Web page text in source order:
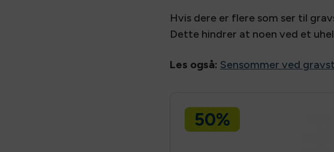
Hvis dere er flere som ser til
Dette hindrer at noen ved et
Les også: Sensommer ved
50%